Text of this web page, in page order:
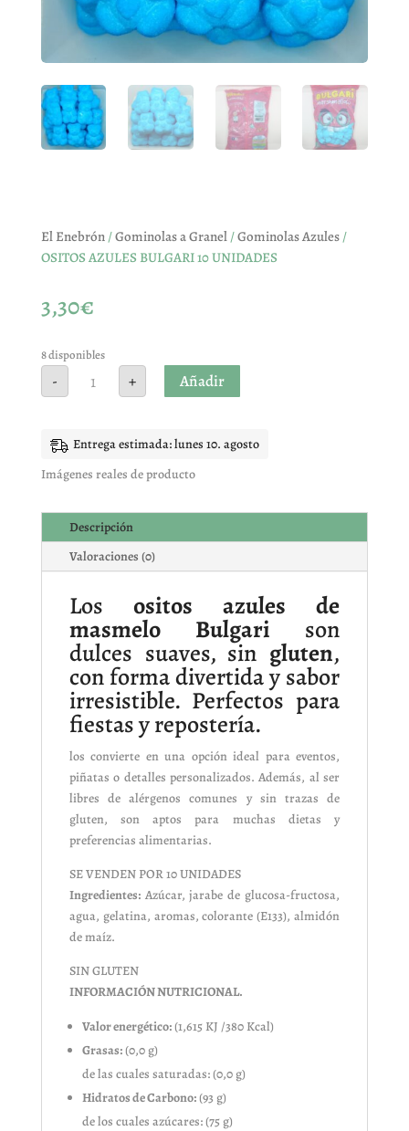
El Enebrón/Gominolas a Granel/Gominolas Azules/
OSITOS AZULES BULGARI 10 UNIDADES
3,30€
8 disponibles
- AZULES
BULGARI
+ Añadir
Entrega estimada: lunes 10. agosto
Imágenes reales de producto
Descripción
Valoraciones (0)
Los ositos azules de
masmelo Bulgari son
dulces suaves, sin gluten,
con forma divertida y sabor
irresistible. Perfectos para
fiestas y repostería.
los convierte en una opción ideal para eventos,
piñatas o detalles personalizados. Además, al ser
libres de alérgenos comunes y sin trazas de
gluten, son aptos para muchas dietas y
preferencias alimentarias.
SE VENDEN POR 10 UNIDADES
Ingredientes:Azúcar, jarabe de glucosa-fructosa,
agua, gelatina, aromas, colorante (E133), almidón
de maíz.
SIN GLUTEN
INFORMACIÓN NUTRICIONAL.
Valor energético:(1,615 KJ /380 Kcal)
Grasas:(0,0 g)
de las cuales saturadas: (0,0 g)
Hidratos de Carbono:(93 g)
de los cuales azúcares: (75 g)